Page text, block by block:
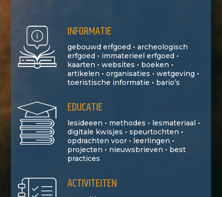
INFORMATIE
gebouwd erfgoed • archeologisch
erfgoed • immaterieel erfgoed •
kaarten • websites • boeken •
artikelen • organisaties • wetgeving •
toeristische informatie • bario’s
EDUCATIE
lesideeen • methodes • lesmateriaal •
digitale kwisjes • speurtochten •
opdrachten voor • leerlingen •
projecten • nieuwsbrieven • best
practices
ACTIVITEITEN